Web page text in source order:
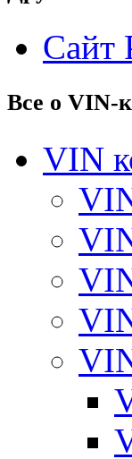
Сайт
Все о VIN-
VIN